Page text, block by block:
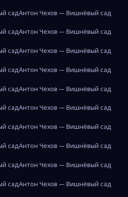
садАнтон Чехов — Вишнёвый сад
садАнтон Чехов — Вишнёвый сад
садАнтон Чехов — Вишнёвый сад
садАнтон Чехов — Вишнёвый сад
садАнтон Чехов — Вишнёвый сад
садАнтон Чехов — Вишнёвый сад
садАнтон Чехов — Вишнёвый сад
садАнтон Чехов — Вишнёвый сад
садАнтон Чехов — Вишнёвый сад
садАнтон Чехов — Вишнёвый сад